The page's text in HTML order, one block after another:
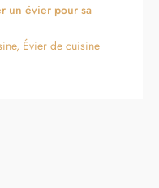
un évier pour sa
, Évier de cuisine